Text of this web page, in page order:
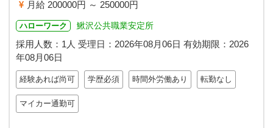
月給 200000円 ～ 250000円
ハローワーク 鰍沢公共職業安定所
採用人数：1人 受理日： 2026年08月06日 有効期限： 2026
年08月06日
経験あれば尚可 学歴必須 時間外労働あり 転勤なし
マイカー通勤可